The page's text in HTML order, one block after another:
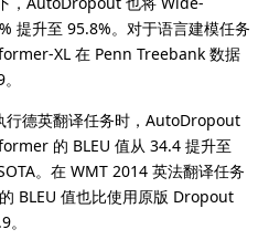
提升至 95.8%。对于语言建模任务
XL 在 Penn Treebank 数据
行德英翻译任务时，AutoDropout
的 BLEU 值从 34.4 提升至
。在 WMT 2014 英法翻译任务
BLEU 值也比使用原版 Dropout